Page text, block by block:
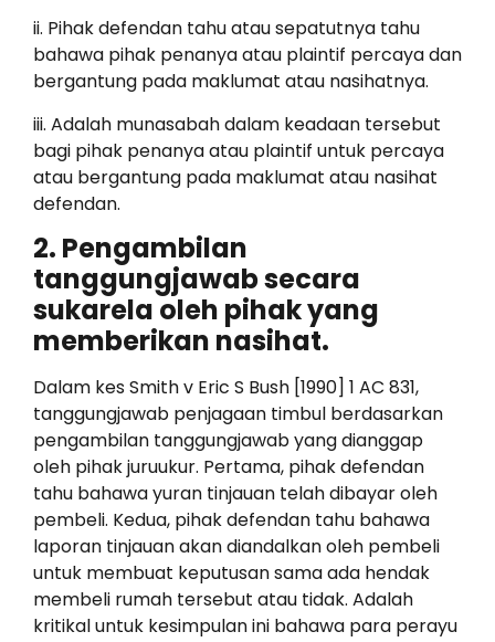
ii. Pihak defendan tahu atau sepatutnya tahu
bahawa pihak penanya atau plaintif percaya dan
bergantung pada maklumat atau nasihatnya.
iii. Adalah munasabah dalam keadaan tersebut
bagi pihak penanya atau plaintif untuk percaya
atau bergantung pada maklumat atau nasihat
defendan.
2. Pengambilan
tanggungjawab secara
sukarela oleh pihak yang
memberikan nasihat.
Dalam kes Smith v Eric S Bush [1990] 1 AC 831,
tanggungjawab penjagaan timbul berdasarkan
pengambilan tanggungjawab yang dianggap
oleh pihak juruukur. Pertama, pihak defendan
tahu bahawa yuran tinjauan telah dibayar oleh
pembeli. Kedua, pihak defendan tahu bahawa
laporan tinjauan akan diandalkan oleh pembeli
untuk membuat keputusan sama ada hendak
membeli rumah tersebut atau tidak. Adalah
kritikal untuk kesimpulan ini bahawa para perayu